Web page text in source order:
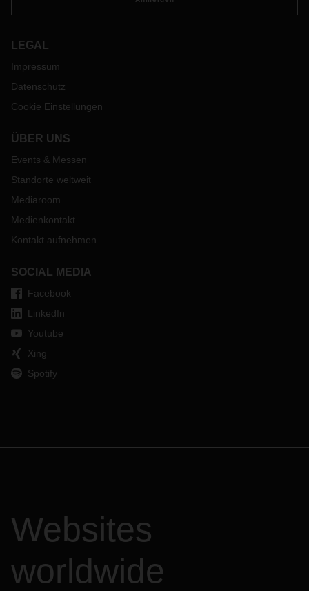
LEGAL
Impressum
Datenschutz
Cookie Einstellungen
ÜBER UNS
Events & Messen
Standorte weltweit
Mediaroom
Medienkontakt
Kontakt aufnehmen
SOCIAL MEDIA
Facebook
LinkedIn
Youtube
Xing
Spotify
Websites
worldwide